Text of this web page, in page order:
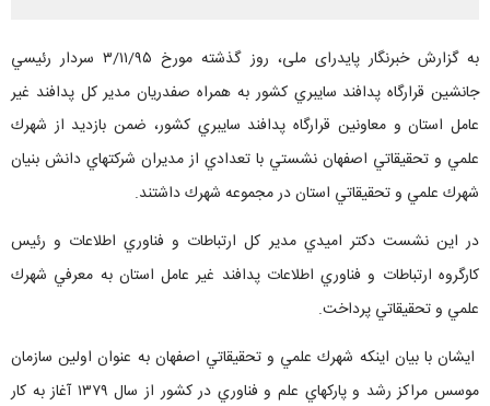
به گزارش خبرنگار پایدرای ملی، روز گذشته مورخ ۳/۱۱/۹۵ سردار رئيسي
جانشين قرارگاه پدافند سايبري كشور به همراه صفدريان مدير كل پدافند غير
عامل استان و معاونين قرارگاه پدافند سايبري كشور، ضمن بازديد از شهرك
علمي و تحقيقاتي اصفهان نشستي با تعدادي از مديران شركتهاي دانش بنيان
شهرك علمي و تحقيقاتي استان در مجموعه شهرك داشتند.
در اين نشست دكتر اميدي مدير كل ارتباطات و فناوري اطلاعات و رئيس
كارگروه ارتباطات و فناوري اطلاعات پدافند غير عامل استان به معرفي شهرك
علمي و تحقيقاتي پرداخت.
ايشان با بيان اينكه شهرك علمي و تحقيقاتي اصفهان به عنوان اولين سازمان
موسس مراكز رشد و پاركهاي علم و فناوري در كشور از سال ۱۳۷۹ آغاز به كار